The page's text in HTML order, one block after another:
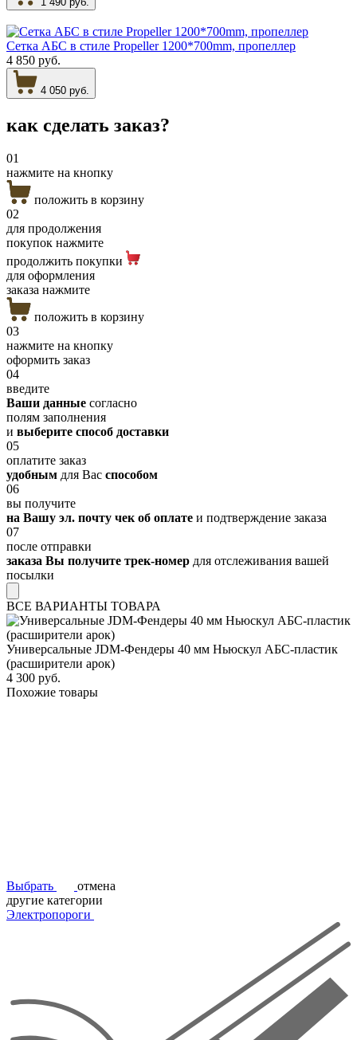
Сетка АБС в стиле Propeller 1200*700mm, пропеллер
4 850 руб.
4 050 руб.
как сделать заказ?
01
нажмите на кнопку
положить в корзину
02
для продолжения
покупок нажмите
продолжить покупки
для оформления
заказа нажмите
положить в корзину
03
нажмите на кнопку
оформить заказ
04
введите
Ваши данные согласно
полям заполнения
и выберите способ доставки
05
оплатите заказ
удобным для Вас способом
06
вы получите
на Вашу эл. почту чек об оплате и подтверждение заказа
07
после отправки
заказа Вы получите трек-номер для отслеживания вашей
посылки
ВСЕ ВАРИАНТЫ ТОВАРА
Универсальные JDM-Фендеры 40 мм Ньюскул АБС-пластик
(расширители арок)
4 300 руб.
Похожие товары
Выбрать
отмена
другие категории
Электропороги